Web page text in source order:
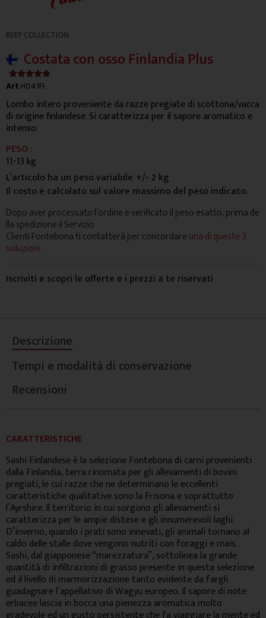
BEEF COLLECTION
Costata con osso Finlandia Plus

Art H041FI
Lombo intero proveniente da razze pregiate di scottona/vacca
di origine finlandese. Si caratterizza per il sapore aromatico e
intenso.
PESO :
11-13 kg
L’articolo ha un peso variabile +/- 2 kg
Il costo è calcolato sul valore massimo del peso indicato.
Dopo aver processato l’ordine e verificato il peso esatto, prima de
lla spedizione il Servizio
Clienti Fontebona ti contatterà per concordareuna di queste 2
soluzioni.
Iscriviti e scopri le offerte e i prezzi a te riservati
Descrizione
Tempi e modalità di conservazione
Recensioni
CARATTERISTICHE
Sashi Finlandese è la selezione Fontebona di carni provenienti
dalla Finlandia, terra rinomata per gli allevamenti di bovini
pregiati, le cui razze che ne determinano le eccellenti
caratteristiche qualitative sono la Frisona e soprattutto
l’Ayrshire. Il territorio in cui sorgono gli allevamenti si
caratterizza per le ampie distese e gli innumerevoli laghi.
D’inverno, quando i prati sono innevati, gli animali tornano al
caldo delle stalle dove vengono nutriti con foraggi e mais.
Sashi, dal giapponese “marezzatura”, sottolinea la grande
quantità di infiltrazioni di grasso presente in questa selezione
ed il livello di marmorizzazione tanto evidente da fargli
guadagnare l’appellativo di Wagyu europeo. Il sapore di note
erbacee lascia in bocca una pienezza aromatica molto